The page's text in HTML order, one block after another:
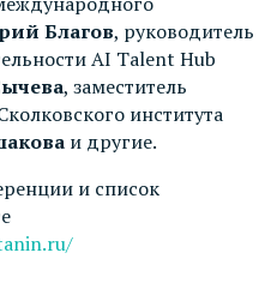
Благов, руководитель
AI Talent Hub
, заместитель
института
и другие.
и список